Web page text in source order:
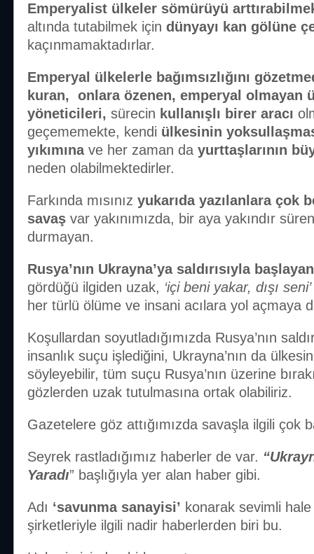
Emperyalist ülkeler sömürüyü
altında tutabilmek için dünyayı kan gölüne
kaçınmamaktadırlar.
Emperyal ülkelerle bağımsızlığını
kuran, onlara özenen, emperyal olmayan
yöneticileri, sürecin kullanışlı birer aracı
geçememekte, kendi ülkesinin
yıkımınave her zaman da yurttaşlarının
neden olabilmektedirler.
Farkında mısınız yukarıda yazılanlara çok
savaş var yakınımızda, bir aya yakındır
durmayan.
Rusya’nın Ukrayna’ya saldırısıyla
gördüğü ilgiden uzak, ‘içi beni yakar, dışı seni’
her türlü ölüme ve insani acılara yol açmaya
Koşullardan soyutladığımızda Rusya’nın
insanlık suçu işlediğini, Ukrayna’nın da
söyleyebilir, tüm suçu Rusya’nın üzerine
gözlerden uzak tutulmasına ortak olabiliriz.
Gazetelere göz attığımızda savaşla ilgili çok
Seyrek rastladığımız haberler de var.
Yaradı” başlığıyla yer alan haber gibi.
Adı ‘savunma sanayisi’ konarak sevimli
şirketleriyle ilgili nadir haberlerden biri bu.